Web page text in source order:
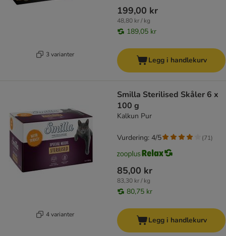
3 varianter
199,00 kr
48,80 kr / kg
189,05 kr
Legg i handlekurv
4 varianter
Smilla Sterilised Skåler 6 x
100 g
Kalkun Pur
85,00 kr
83,30 kr / kg
80,75 kr
Vurdering: 4/5 (71)
Legg i handlekurv